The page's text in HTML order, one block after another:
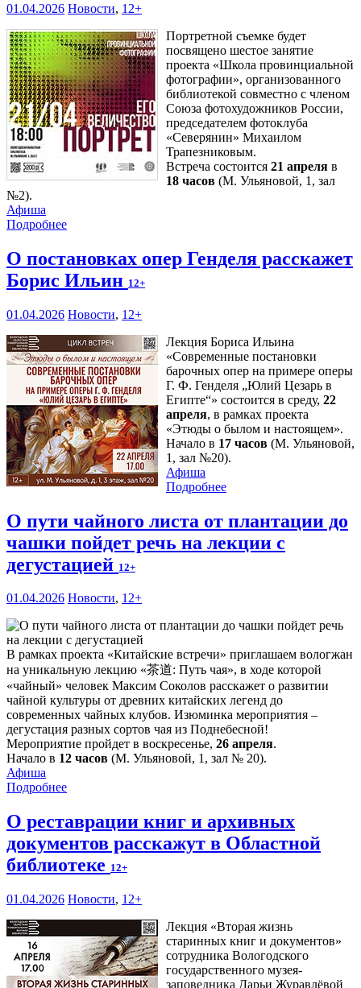
01.04.2026 Новости, 12+
Портретной съемке будет
посвящено шестое занятие
проекта «Школа провинциальной
фотографии», организованного
библиотекой совместно с членом
Союза фотохудожников России,
председателем фотоклуба
«Северянин» Михаилом
Трапезниковым.
Встреча состоится 21 апреля в
18 часов (М. Ульяновой, 1, зал
№2).
Афиша
Подробнее
О постановках опер Генделя расскажет
Борис Ильин 12+
01.04.2026 Новости, 12+
Лекция Бориса Ильина
«Современные постановки
барочных опер на примере оперы
Г. Ф. Генделя „Юлий Цезарь в
Египте“» состоится в среду, 22
апреля, в рамках проекта
«Этюды о былом и настоящем».
Начало в 17 часов (М. Ульяновой,
1, зал №20).
Афиша
Подробнее
О пути чайного листа от плантации до
чашки пойдет речь на лекции с
дегустацией 12+
01.04.2026 Новости, 12+
В рамках проекта «Китайские встречи» приглашаем вологжан
на уникальную лекцию «茶道: Путь чая», в ходе которой
«чайный» человек Максим Соколов расскажет о развитии
чайной культуры от древних китайских легенд до
современных чайных клубов. Изюминка мероприятия –
дегустация разных сортов чая из Поднебесной!
Мероприятие пройдет в воскресенье, 26 апреля.
Начало в 12 часов (М. Ульяновой, 1, зал № 20).
Афиша
Подробнее
О реставрации книг и архивных
документов расскажут в Областной
библиотеке 12+
01.04.2026 Новости, 12+
Лекция «Вторая жизнь
старинных книг и документов»
сотрудника Вологодского
государственного музея-
заповедника Дарьи Журавлёвой